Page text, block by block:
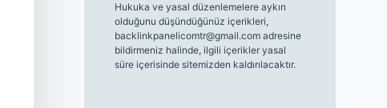
Hukuka ve yasal düzenlemelere aykırı
olduğunu düşündüğünüz içerikleri,
backlinkpanelicomtr@gmail.comadresine
bildirmeniz halinde, ilgili içerikler yasal
süre içerisinde sitemizden kaldırılacaktır.